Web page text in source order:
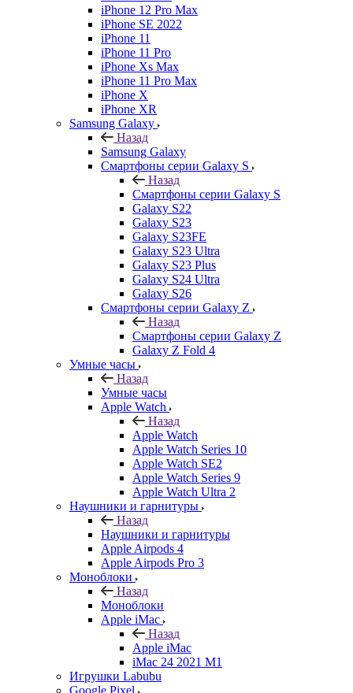
iPhone 12 Pro Max
iPhone SE 2022
iPhone 11
iPhone 11 Pro
iPhone Xs Max
iPhone 11 Pro Max
iPhone X
iPhone XR
Samsung Galaxy
Назад
Samsung Galaxy
Смартфоны серии Galaxy S
Назад
Смартфоны серии Galaxy S
Galaxy S22
Galaxy S23
Galaxy S23FE
Galaxy S23 Ultra
Galaxy S23 Plus
Galaxy S24 Ultra
Galaxy S26
Смартфоны серии Galaxy Z
Назад
Смартфоны серии Galaxy Z
Galaxy Z Fold 4
Умные часы
Назад
Умные часы
Apple Watch
Назад
Apple Watch
Apple Watch Series 10
Apple Watch SE2
Apple Watch Series 9
Apple Watch Ultra 2
Наушники и гарнитуры
Назад
Наушники и гарнитуры
Apple Airpods 4
Apple Airpods Pro 3
Моноблоки
Назад
Моноблоки
Apple iMac
Назад
Apple iMac
iMac 24 2021 M1
Игрушки Labubu
Google Pixel